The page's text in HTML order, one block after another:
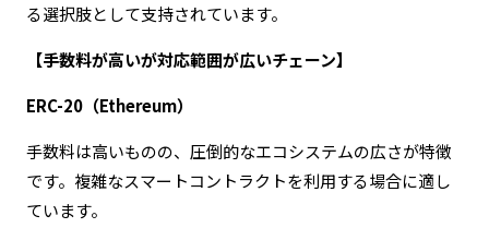
る選択肢として支持されています。
【手数料が高いが対応範囲が広いチェーン】
ERC-20（Ethereum）
手数料は高いものの、圧倒的なエコシステムの広さが特徴
です。複雑なスマートコントラクトを利用する場合に適し
ています。